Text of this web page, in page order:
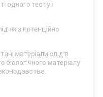
одного тесту і
як з потенційно
матеріали слід в
матеріалу